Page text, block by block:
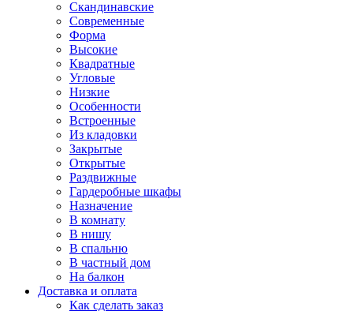
Скандинавские
Современные
Форма
Высокие
Квадратные
Угловые
Низкие
Особенности
Встроенные
Из кладовки
Закрытые
Открытые
Раздвижные
Гардеробные шкафы
Назначение
В комнату
В нишу
В спальню
В частный дом
На балкон
Доставка и оплата
Как сделать заказ